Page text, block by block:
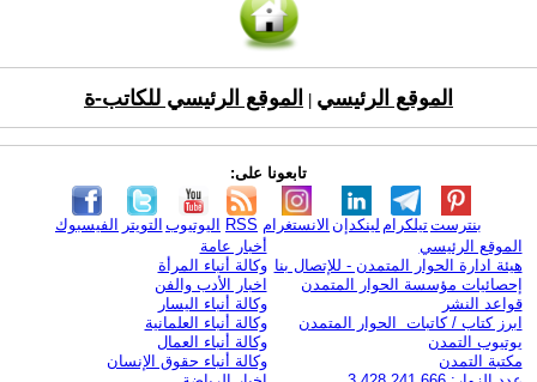
الموقع الرئيسي الموقع الرئيسي للكاتب-ة
تابعونا على:
الفيسبوك التويتر اليوتيوب RSS الانستغرام لينكدإن تيلكرامبنترست
الموقع الرئيسي
هيئة ادارة الحوار المتمدن - للإتصال بنا
إحصائيات مؤسسة الحوار المتمدن
قواعد النشر
ابرز كتاب / كاتبات الحوار المتمدن
يوتيوب التمدن
مكتبة التمدن
أخبار عامة
وكالة أنباء المرأة
اخبار الأدب والفن
وكالة أنباء اليسار
وكالة أنباء العلمانية
وكالة أنباء العمال
وكالة أنباء حقوق الإنسان